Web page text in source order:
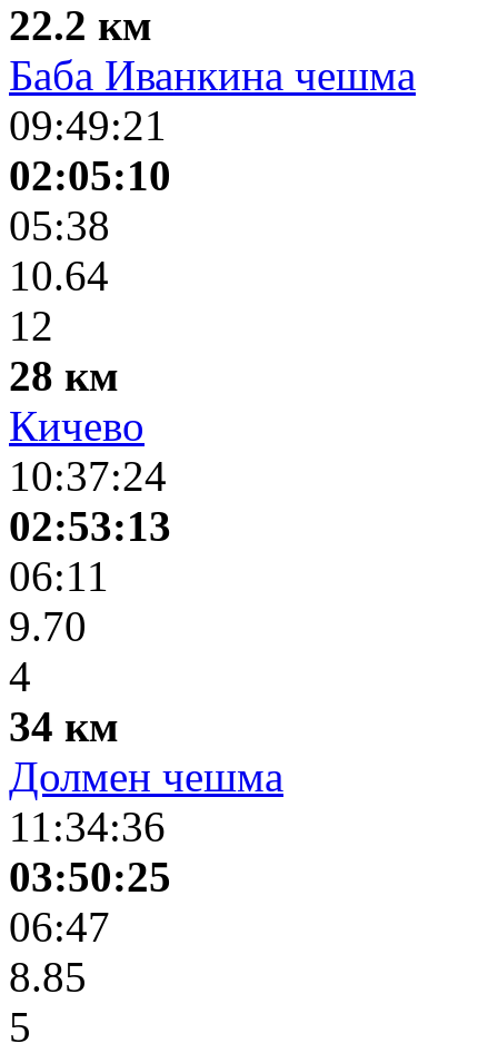
22.2 км
Баба Иванкина чешма
09:49:21
02:05:10
05:38
10.64
12
28 км
Кичево
10:37:24
02:53:13
06:11
9.70
4
34 км
Долмен чешма
11:34:36
03:50:25
06:47
8.85
5